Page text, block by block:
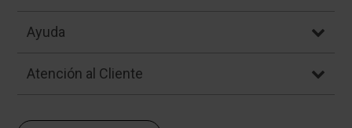
Ayuda
Atención al Cliente